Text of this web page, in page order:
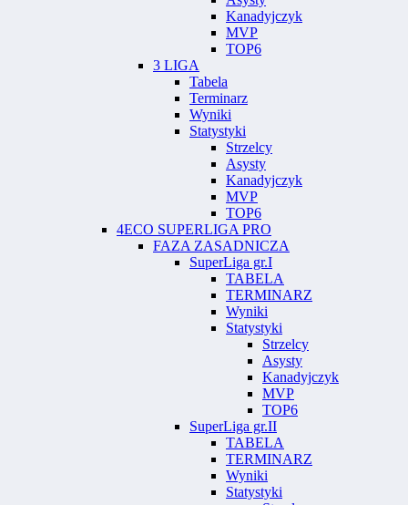
Kanadyjczyk
MVP
TOP6
3 LIGA
Tabela
Terminarz
Wyniki
Statystyki
Strzelcy
Asysty
Kanadyjczyk
MVP
TOP6
4ECO SUPERLIGA PRO
FAZA ZASADNICZA
SuperLiga gr.I
TABELA
TERMINARZ
Wyniki
Statystyki
Strzelcy
Asysty
Kanadyjczyk
MVP
TOP6
SuperLiga gr.II
TABELA
TERMINARZ
Wyniki
Statystyki